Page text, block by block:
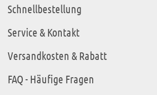
Schnellbestellung
Service & Kontakt
Versandkosten & Rabatt
FAQ - Häufige Fragen